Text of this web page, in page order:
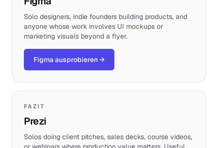
Solo designers, indie founders building products, and
anyone whose work involves UI mockups or
marketing visuals beyond a flyer.
Figma ausprobieren→
FAZIT
Prezi
Solos doing client pitches, sales decks, course videos,